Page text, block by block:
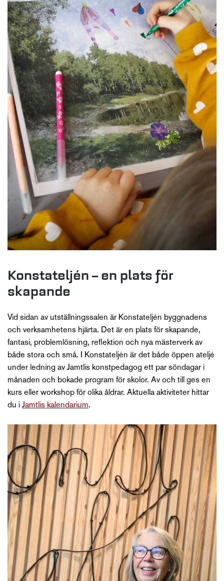
Konstateljén – en plats för
skapande
Vid sidan av utställningssalen är Konstateljén byggnadens
och verksamhetens hjärta. Det är en plats för skapande,
fantasi, problemlösning, reflektion och nya mästerverk av
både stora och små. I Konstateljén är det både öppen ateljé
under ledning av Jamtlis konstpedagog ett par söndagar i
månaden och bokade program för skolor. Av och till ges en
kurs eller workshop för olika åldrar. Aktuella aktiviteter hittar
du i Jamtlis kalendarium.